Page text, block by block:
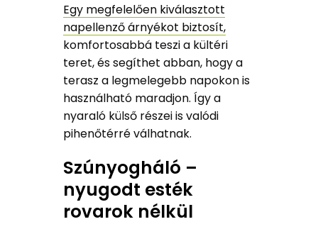
Egy megfelelően kiválasztott
napellenző árnyékot biztosít,
komfortosabbá teszi a kültéri
teret, és segíthet abban, hogy a
terasz a legmelegebb napokon is
használható maradjon. Így a
nyaraló külső részei is valódi
pihenőtérré válhatnak.
Szúnyogháló –
nyugodt esték
rovarok nélkül